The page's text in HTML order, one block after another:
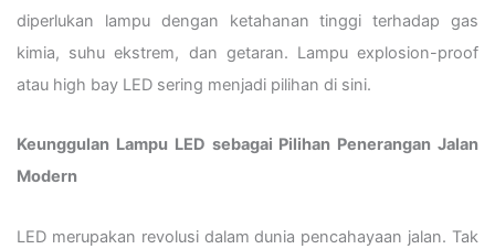
diperlukan lampu dengan ketahanan tinggi terhadap gas
kimia, suhu ekstrem, dan getaran. Lampu explosion-proof
atau high bay LED sering menjadi pilihan di sini.
Keunggulan Lampu LED sebagai Pilihan Penerangan Jalan
Modern
LED merupakan revolusi dalam dunia pencahayaan jalan. Tak